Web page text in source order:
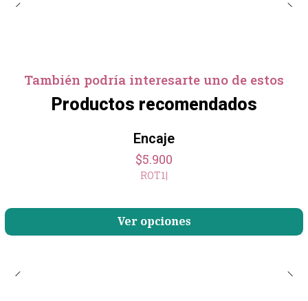
También podría interesarte uno de estos
Productos recomendados
Encaje
$5.900
ROT1|
Ver opciones